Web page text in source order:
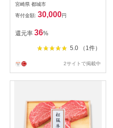
牛 サーロインステーキ 計1キ
ロ ステーキ カット肉
宮崎県 都城市
寄付金額: 30,000円
還元率 36%
5.0 （1件）
2サイトで掲載中